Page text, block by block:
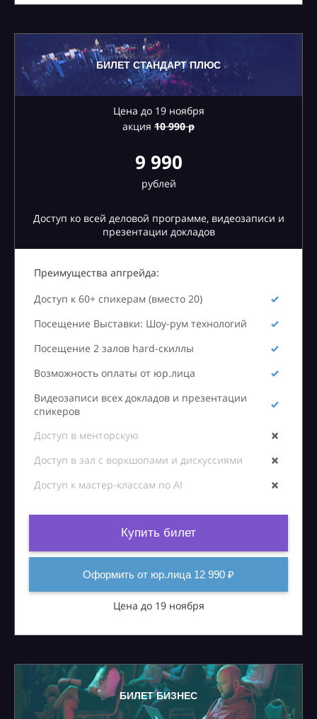
БИЛЕТ СТАНДАРТ ПЛЮС
Цена до 19 ноября
акция 10990 р
9 990
рублей
Доступ ко всей деловой программе, видеозаписи и
презентации докладов
Преимущества апгрейда:
Доступ к 60+ спикерам (вместо 20)
Посещение Выставки: Шоу-рум технологий
Посещение 2 залов hard-скиллы
Возможность оплаты от юр.лица
Видеозаписи всех докладов и презентации
спикеров
Доступ в менторскую
Доступ в зал с воркшопами и дискуссиями
Доступ к мастер-классам по AI
Купить билет
Оформить от юр.лица 12 990 ₽
Цена до 19 ноября
БИЛЕТ БИЗНЕС